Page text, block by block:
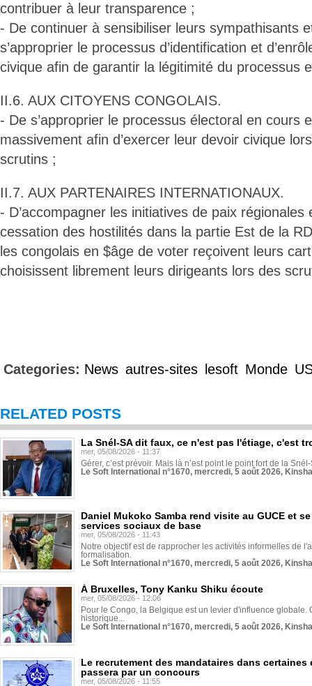
contribuer à leur transparence ;
- De continuer à sensibiliser leurs sympathisants
s’approprier le processus d’identification et
civique afin de garantir la légitimité du processus
II.6. AUX CITOYENS CONGOLAIS.
- De s’approprier le processus électoral en cours
massivement afin d’exercer leur devoir civique
scrutins ;
II.7. AUX PARTENAIRES INTERNATIONAUX.
- D’accompagner les initiatives de paix
cessation des hostilités dans la partie Est de la
les congolais en $âge de voter reçoivent leurs
choisissent librement leurs dirigeants lors des
Categories: News autres-sites lesoft Monde
RELATED POSTS
La Snél-SA dit faux, ce n'est pas l'étiage, c'est
mer, 05/08/2026 - 11:37
Gérer, c’est prévoir. Mais là n’est point le point fort de la
Le Soft International n°1670, mercredi, 5 août 2026,
Daniel Mukoko Samba rend visite au GUCE et
services sociaux de base
mer, 05/08/2026 - 11:43
Notre objectif est de rapprocher les activités informelles de
formalisation.
Le Soft International n°1670, mercredi, 5 août 2026,
À Bruxelles, Tony Kanku Shiku écoute
mer, 05/08/2026 - 12:06
Pour le Congo, la Belgique est un levier d'influence globale.
historique...
Le Soft International n°1670, mercredi, 5 août 2026,
Le recrutement des mandataires dans
passera par un concours
mer, 05/08/2026 - 11:55